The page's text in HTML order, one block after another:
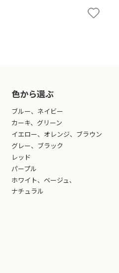
色から選ぶ
ブルー、ネイビー
カーキ、グリーン
イエロー、オレンジ、ブラウン
グレー、ブラック
レッド
パープル
ホワイト、ベージュ、
ナチュラル